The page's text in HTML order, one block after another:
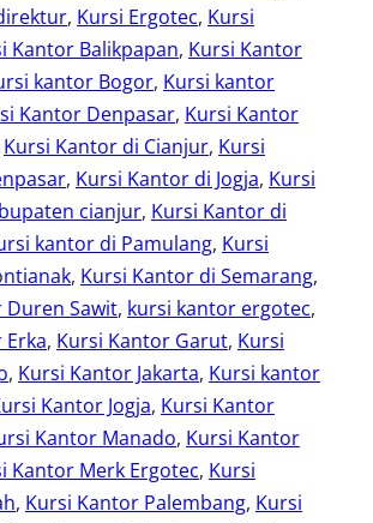
, Kursi Ergotec, Kursi
Kantor Balikpapan, Kursi Kantor
kantor Bogor, Kursi kantor
Kantor Denpasar, Kursi Kantor
Kursi Kantor di Cianjur, Kursi
, Kursi Kantor di Jogja, Kursi
cianjur, Kursi Kantor di
kantor di Pamulang, Kursi
, Kursi Kantor di Semarang
Duren Sawit, kursi kantor ergotec
, Kursi Kantor Garut, Kursi
, Kursi Kantor Jakarta, Kursi kantor
Kantor Jogja, Kursi Kantor
Kantor Manado, Kursi Kantor
Kantor Merk Ergotec, Kursi
, Kursi Kantor Palembang, Kursi